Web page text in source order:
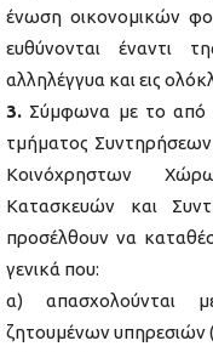
ένωση οικονομικών
ευθύνονται έναντι
αλληλέγγυα και εις
3. Σύμφωνα με το από
τμήματος
Κοινόχρηστων
Κατασκευών και
προσέλθουν να
γενικά που:
α)
ζητουμένων υπηρεσιών